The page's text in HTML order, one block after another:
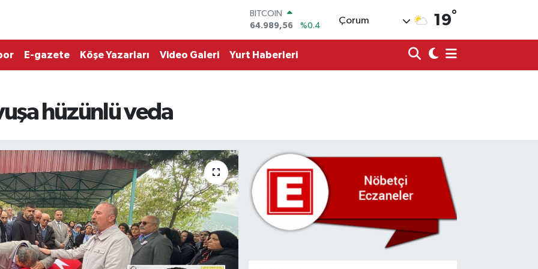
DOLAR
47,7239
%0.01
EURO
55,1823
%-0.06
Çorum 19°
E-gazete Köşe Yazarları Video Galeri Yurt Haberleri
hüzünlü veda